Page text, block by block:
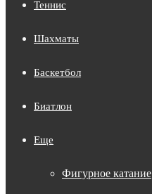
Теннис
Шахматы
Баскетбол
Биатлон
Еще
Фигурное катание